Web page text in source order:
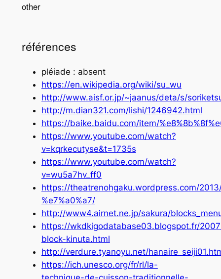
other
références
pléiade : absent
https://en.wikipedia.org/wiki/su_wu
http://www.aisf.or.jp/~jaanus/deta/s/
http://m.dian321.com/lishi/1246942.html
https://baike.baidu.com/item/
https://www.youtube.com/watch?
v=kqrkecutyse&t=1735s
https://www.youtube.com/watch?
v=wu5a7hv_ff0
https://theatrenohgaku.wordpress.com/
%e7%a0%a7/
http://www4.airnet.ne.jp/sakura/
https://wkdkigodatabase03.blogspot.fr/
block-kinuta.html
http://verdure.tyanoyu.net/
https://ich.unesco.org/fr/rl/la-